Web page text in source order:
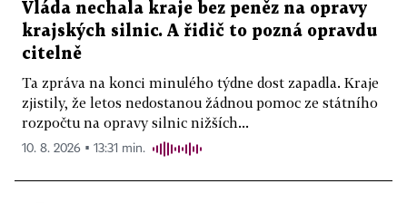
Vláda nechala kraje bez peněz na opravy
krajských silnic. A řidič to pozná opravdu
citelně
Ta zpráva na konci minulého týdne dost zapadla. Kraje
zjistily, že letos nedostanou žádnou pomoc ze státního
rozpočtu na opravy silnic nižších...
10. 8. 2026 ▪ 13:31 min.